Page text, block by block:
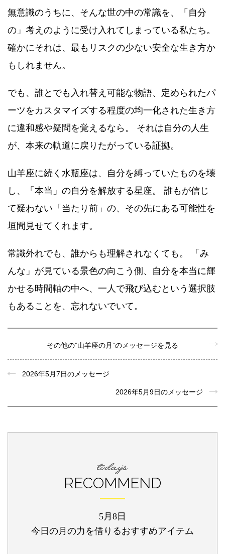
無意識のうちに、そんな世の中の常識を、「自分
の」考えのように受け入れてしまっている私たち。
確かにそれは、最もリスクの少ない安全な生き方か
もしれません。
でも、誰とでも入れ替え可能な物語、定められたパ
ーツをカスタマイズする程度の均一化された生き方
に違和感や疑問を覚えるなら。 それは自分の人生
が、本来の軌道に戻りたがっている証拠。
山羊座に続く水瓶座は、自分を縛っていたものを壊
し、「本当」の自分を解放する星座。 誰もが信じ
て疑わない「当たり前」の、その先にある可能性を
垣間見せてくれます。
常識外れでも、誰からも理解されなくても。 「み
んな」が見ている景色の向こう側、自分を本当に輝
かせる時間軸の中へ、一人で飛び込むという選択肢
もあることを、忘れないでいて。
その他の”山羊座の月”のメッセージを見る
2026年5月7日のメッセージ
2026年5月9日のメッセージ
RECOMMEND
5月8日
今日の月の力を借りるおすすめアイテム